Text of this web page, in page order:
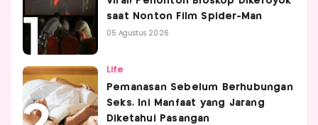
saat Nonton Film Spider-Man
05 Agustus 2026
Life
Pemanasan Sebelum Berhubungan
Seks, Ini Manfaat yang Jarang
Diketahui Pasangan